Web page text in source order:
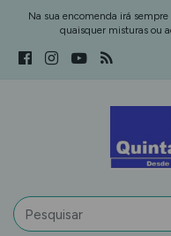
Na sua encomenda irá
quaisquer misturas ou